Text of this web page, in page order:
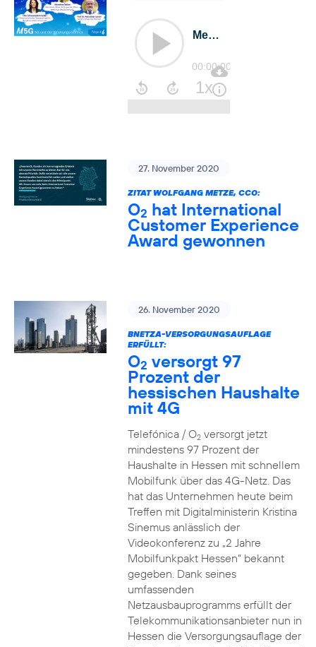
27. November 2020
ZITAT WOLFGANG METZE, CCO:
O2 hat International
Customer Experience
Award gewonnen
26. November 2020
BNETZA-VERSORGUNGSAUFLAGE
ERFÜLLT:
O2 versorgt 97
Prozent der
hessischen Haushalte
mit 4G
Telefónica / O2versorgt jetzt
mindestens 97 Prozent der
Haushalte in Hessen mit schnellem
Mobilfunk über das 4G-Netz. Das
hat das Unternehmen heute beim
Treffen mit Digitalministerin Kristina
Sinemus anlässlich der
Videokonferenz zu „2 Jahre
Mobilfunkpakt Hessen“ bekannt
gegeben. Dank seines
umfassenden
Netzausbauprogramms erfüllt der
Telekommunikationsanbieter nun in
Hessen die Versorgungsauflage der